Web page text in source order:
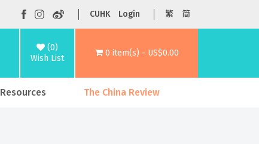
CUHK Login 繁 简
(0)
Wish List
0 item(s) - US$0.00
Resources The China Review